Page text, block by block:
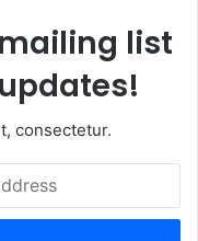
list
consectetur.